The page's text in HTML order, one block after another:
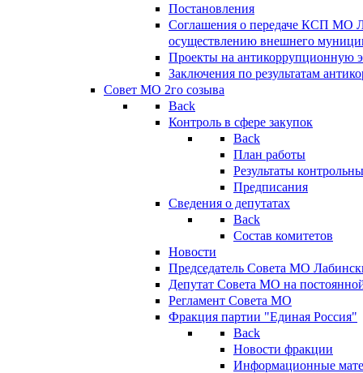
Постановления
Соглашения о передаче КСП МО
осуществлению внешнего
Проекты на антикоррупционную
Заключения по результатам
Совет МО 2го созыва
Back
Контроль в сфере закупок
Back
План работы
Результаты
Предписания
Сведения о депутатах
Back
Состав комитетов
Новости
Председатель Совета МО
Депутат Совета МО на
Регламент Совета МО
Фракция партии "Единая Россия"
Back
Новости фракции
Информационные